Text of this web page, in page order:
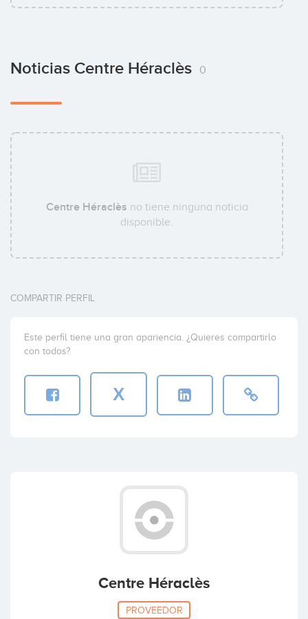
Noticias Centre Héraclès 0
Centre Héraclès no tiene ninguna noticia
disponible.
COMPARTIR PERFIL
Este perfil tiene una gran apariencia. ¿Quieres compartirlo
con todos?
X
Centre Héraclès
PROVEEDOR